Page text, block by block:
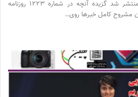
شماره 1223 روزنامه فوتبالز منتشر شد گزیده آنچه در شماره 1223 روزنامه
مشروح کامل خبرها روی…